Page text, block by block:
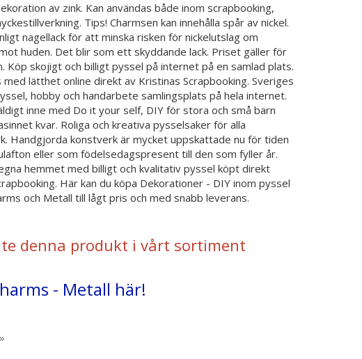
av zink. Kan användas både inom scrapbooking,
Tips! Charmsen kan innehålla spår av nickel.
nagellack för att minska risken för nickelutslag om
huden. Det blir som ett skyddande lack. Priset gäller för
Köp skojigt och billigt pyssel på internet på en samlad plats.
lätthet online direkt av Kristinas Scrapbooking. Sveriges
hobby och handarbete samlingsplats på hela internet.
inne med Do it your self, DIY för stora och små barn
kvar. Roliga och kreativa pysselsaker för alla
Handgjorda konstverk är mycket uppskattade nu för tiden
eller som födelsedagspresent till den som fyller år.
hemmet med billigt och kvalitativ pyssel köpt direkt
Här kan du köpa Dekorationer - DIY inom pyssel
och Metall till lågt pris och med snabb leverans.
denna produkt i vårt sortiment
- Metall här!